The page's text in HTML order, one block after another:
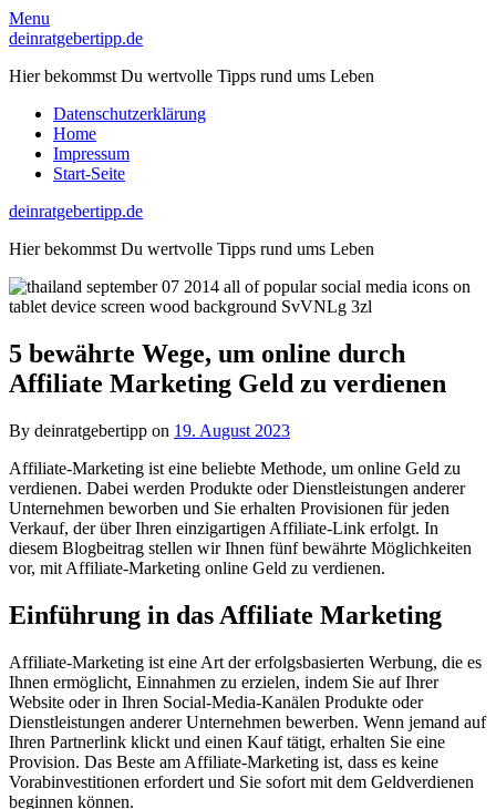
Skip
to
Menu
deinratgebertipp.de
Hier bekommst Du wertvolle Tipps rund ums Leben
Datenschutzerklärung
Home
Impressum
Start-Seite
deinratgebertipp.de
Hier bekommst Du wertvolle Tipps rund ums Leben
5 bewährte Wege, um online durch
Affiliate Marketing Geld zu verdienen
By deinratgebertipp on 19. August 2023
Affiliate-Marketing ist eine beliebte Methode, um online Geld zu
verdienen. Dabei werden Produkte oder Dienstleistungen anderer
Unternehmen beworben und Sie erhalten Provisionen für jeden
Verkauf, der über Ihren einzigartigen Affiliate-Link erfolgt. In
diesem Blogbeitrag stellen wir Ihnen fünf bewährte Möglichkeiten
vor, mit Affiliate-Marketing online Geld zu verdienen.
Einführung in das Affiliate Marketing
Affiliate-Marketing ist eine Art der erfolgsbasierten Werbung, die es
Ihnen ermöglicht, Einnahmen zu erzielen, indem Sie auf Ihrer
Website oder in Ihren Social-Media-Kanälen Produkte oder
Dienstleistungen anderer Unternehmen bewerben. Wenn jemand auf
Ihren Partnerlink klickt und einen Kauf tätigt, erhalten Sie eine
Provision. Das Beste am Affiliate-Marketing ist, dass es keine
Vorabinvestitionen erfordert und Sie sofort mit dem Geldverdienen
beginnen können.